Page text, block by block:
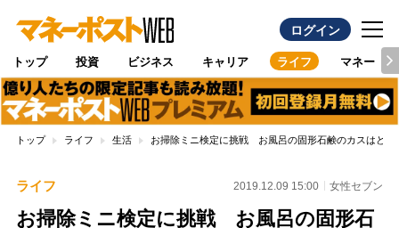
ログイン
トップ 投資 ビジネス キャリア ライフ マネー
トップ ライフ 生活 お掃除ミニ検定に挑戦 お風呂の固形石鹸のカスはどう
ライフ 2019.12.09 15:00 女性セブン
お掃除ミニ検定に挑戦 お風呂の固形石